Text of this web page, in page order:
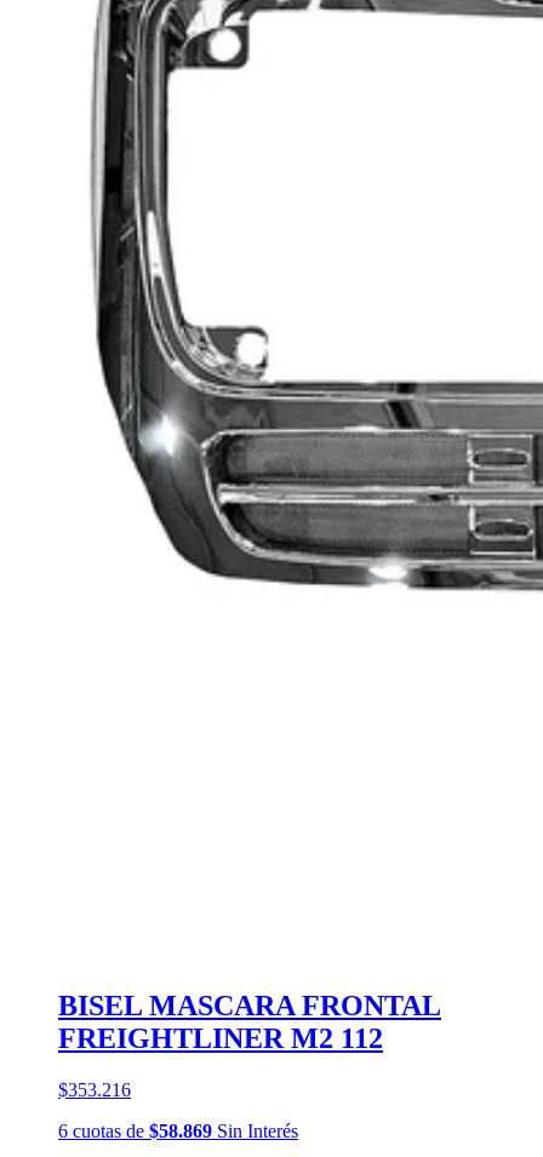
BISEL MASCARA FRONTAL
FREIGHTLINER M2 112
$353.216
6 cuotas de $58.869 Sin Interés